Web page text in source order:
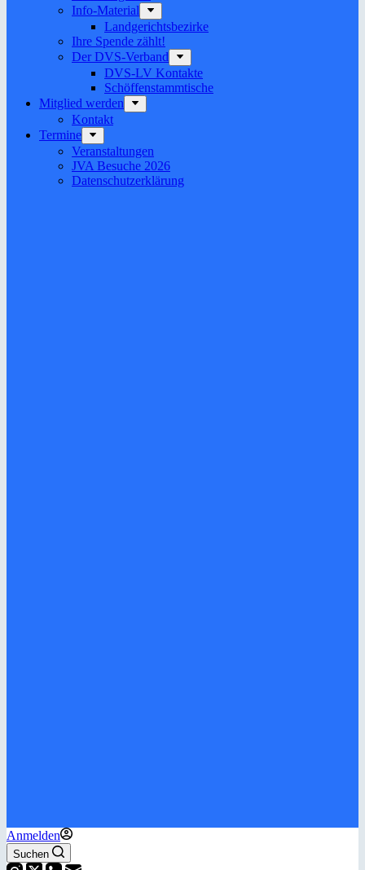
Info-Material
Landgerichtsbezirke
Ihre Spende zählt!
Der DVS-Verband
DVS-LV Kontakte
Schöffenstammtische
Mitglied werden
Kontakt
Termine
Veranstaltungen
JVA Besuche 2026
Datenschutz­erklärung
Anmelden
Suchen